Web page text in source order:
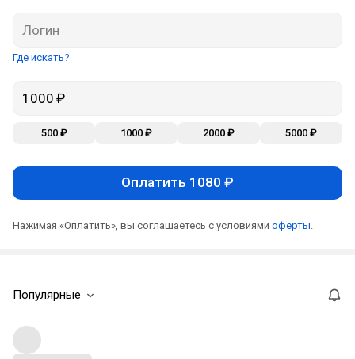
Где искать?
500 ₽ 1000 ₽ 2000 ₽ 5000 ₽
Оплатить 1080 ₽
Нажимая «Оплатить», вы соглашаетесь с условиями оферты
Популярные